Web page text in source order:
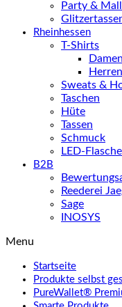
Party &
Rheinhessen
T-Shirts
Damen
Herren
Sweats &
Taschen
Hüte
Tassen
Schmuck
LED-
B2B
Reederei
Sage
INOSYS
Menu
Startseite
Produkte selbst
PureWallet®